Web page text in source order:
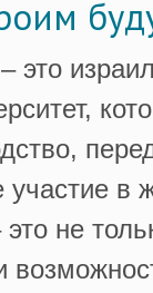
это
в
не